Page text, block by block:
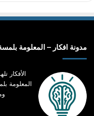
مدونة افكار – المعلومة
الأفكار
المعلومة